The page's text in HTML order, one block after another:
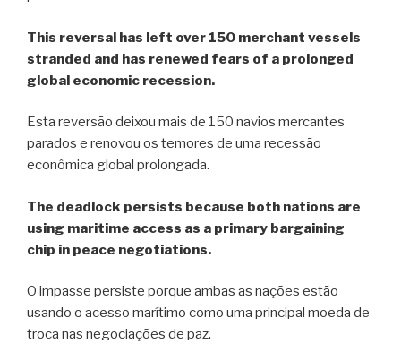
This reversal has left over 150 merchant vessels
stranded and has renewed fears of a prolonged
global economic recession.
Esta reversão deixou mais de 150 navios mercantes
parados e renovou os temores de uma recessão
econômica global prolongada.
The deadlock persists because both nations are
using maritime access as a primary bargaining
chip in peace negotiations.
O impasse persiste porque ambas as nações estão
usando o acesso marítimo como uma principal moeda de
troca nas negociações de paz.